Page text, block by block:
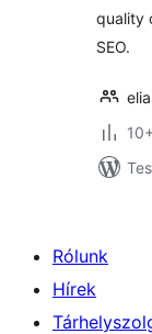
quality
SEO.
Rólunk
Hírek